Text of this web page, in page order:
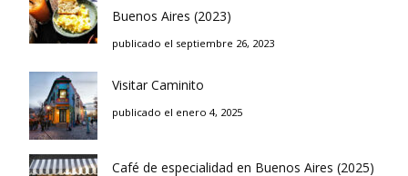
Buenos Aires (2023)
publicado el septiembre 26, 2023
Visitar Caminito
publicado el enero 4, 2025
Café de especialidad en Buenos Aires (2025)